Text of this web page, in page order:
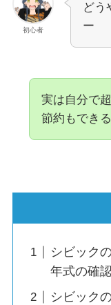
初心者
どう
ー
実は自分で
節約もでき
シビック
年式の確
シビック